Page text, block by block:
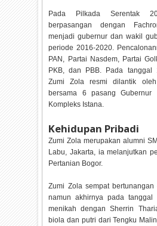
Pada Pilkada Serentak
berpasangan dengan
menjadi gubernur dan wakil
periode 2016-2020.
PAN, Partai Nasdem, Partai
PKB, dan PBB. Pada tanggal
Zumi Zola resmi dilantik
bersama 6 pasang
Kompleks Istana.
Kehidupan Pribadi
Zumi Zola merupakan alumni
Labu, Jakarta, ia melanjutkan
Pertanian Bogor.
Zumi Zola sempat bertunangan
namun akhirnya pada
menikah dengan Sherrin
biola dan putri dari Tengku